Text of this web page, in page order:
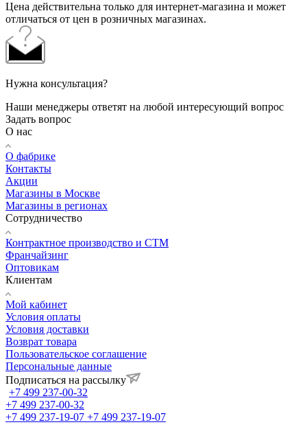
Цена действительна только для интернет-магазина и может
отличаться от цен в розничных магазинах.
Нужна консультация?
Наши менеджеры ответят на любой интересующий вопрос
Задать вопрос
О нас
О фабрике
Контакты
Акции
Магазины в Москве
Магазины в регионах
Сотрудничество
Контрактное производство и СТМ
Франчайзинг
Оптовикам
Клиентам
Мой кабинет
Условия оплаты
Условия доставки
Возврат товара
Пользовательское соглашение
Персональные данные
Подписаться на рассылку
+7 499 237-00-32
+7 499 237-00-32
+7 499 237-19-07 +7 499 237-19-07